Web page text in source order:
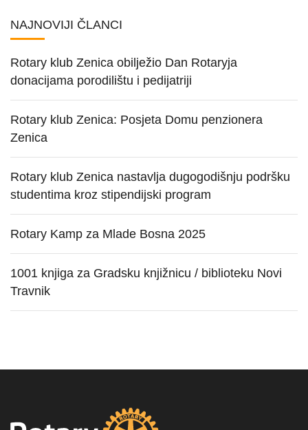
NAJNOVIJI ČLANCI
Rotary klub Zenica obilježio Dan Rotaryja
donacijama porodilištu i pedijatriji
Rotary klub Zenica: Posjeta Domu penzionera
Zenica
Rotary klub Zenica nastavlja dugogodišnju podršku
studentima kroz stipendijski program
Rotary Kamp za Mlade Bosna 2025
1001 knjiga za Gradsku knjižnicu / biblioteku Novi
Travnik